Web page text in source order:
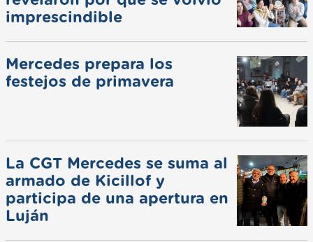
imprescindible
Mercedes prepara los
festejos de primavera
La CGT Mercedes se suma al
armado de Kicillof y
participa de una apertura en
Luján